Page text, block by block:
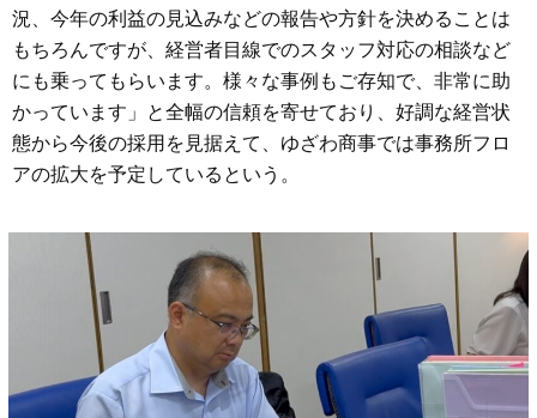
況、今年の利益の見込みなどの報告や方針を決めることは
もちろんですが、経営者目線でのスタッフ対応の相談など
にも乗ってもらいます。様々な事例もご存知で、非常に助
かっています」と全幅の信頼を寄せており、好調な経営状
態から今後の採用を見据えて、ゆざわ商事では事務所フロ
アの拡大を予定しているという。